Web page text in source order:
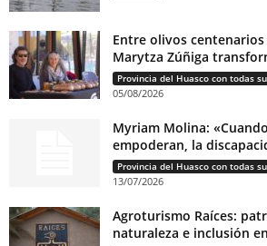
Entre olivos centenarios
Marytza Zúñiga
05/08/2026
Myriam Molina:
empoderan, la
13/07/2026
Agroturismo Raíces:
naturaleza e inclusión